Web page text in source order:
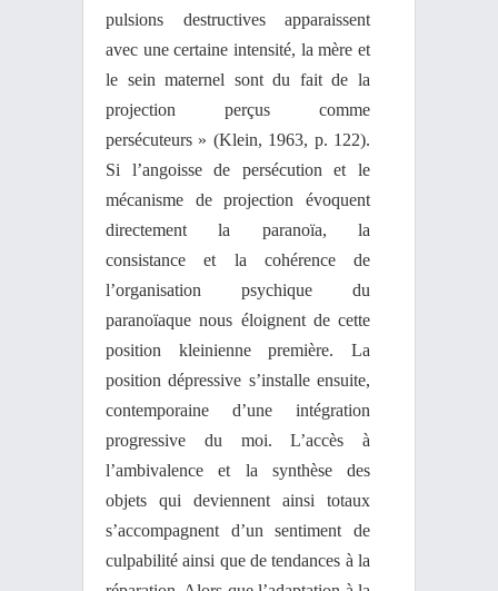
pulsions destructives apparaissent
avec une certaine intensité, la mère et
le sein maternel sont du fait de la
projection perçus comme
persécuteurs » (Klein, 1963, p. 122).
Si l’angoisse de persécution et le
mécanisme de projection évoquent
directement la paranoïa, la
consistance et la cohérence de
l’organisation psychique du
paranoïaque nous éloignent de cette
position kleinienne première. La
position dépressive s’installe ensuite,
contemporaine d’une intégration
progressive du moi. L’accès à
l’ambivalence et la synthèse des
objets qui deviennent ainsi totaux
s’accompagnent d’un sentiment de
culpabilité ainsi que de tendances à la